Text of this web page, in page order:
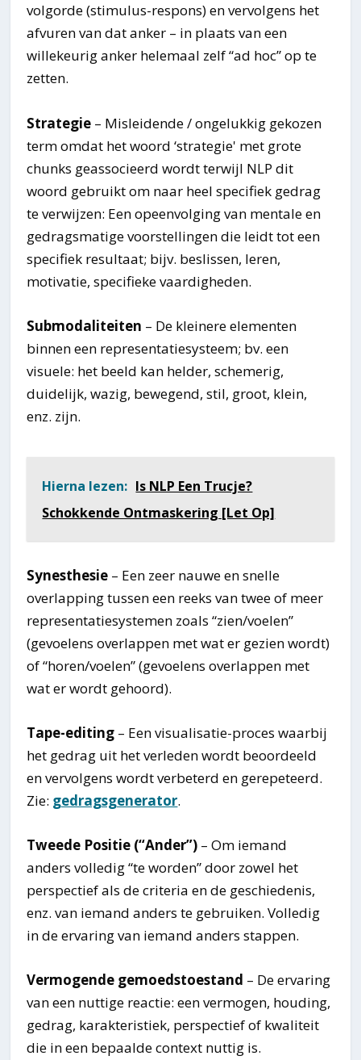
volgorde (stimulus-respons) en vervolgens het
afvuren van dat anker – in plaats van een
willekeurig anker helemaal zelf “ad hoc” op te
zetten.
Strategie – Misleidende / ongelukkig gekozen
term omdat het woord ‘strategie' met grote
chunks geassocieerd wordt terwijl NLP dit
woord gebruikt om naar heel specifiek gedrag
te verwijzen: Een opeenvolging van mentale en
gedragsmatige voorstellingen die leidt tot een
specifiek resultaat; bijv. beslissen, leren,
motivatie, specifieke vaardigheden.
Submodaliteiten – De kleinere elementen
binnen een representatiesysteem; bv. een
visuele: het beeld kan helder, schemerig,
duidelijk, wazig, bewegend, stil, groot, klein,
enz. zijn.
Hierna lezen: Is NLP Een Trucje?
Schokkende Ontmaskering [Let Op]
Synesthesie – Een zeer nauwe en snelle
overlapping tussen een reeks van twee of meer
representatiesystemen zoals “zien/voelen”
(gevoelens overlappen met wat er gezien wordt)
of “horen/voelen” (gevoelens overlappen met
wat er wordt gehoord).
Tape-editing – Een visualisatie-proces waarbij
het gedrag uit het verleden wordt beoordeeld
en vervolgens wordt verbeterd en gerepeteerd.
Zie: gedragsgenerator.
Tweede Positie (“Ander”) – Om iemand
anders volledig “te worden” door zowel het
perspectief als de criteria en de geschiedenis,
enz. van iemand anders te gebruiken. Volledig
in de ervaring van iemand anders stappen.
Vermogende gemoedstoestand – De ervaring
van een nuttige reactie: een vermogen, houding,
gedrag, karakteristiek, perspectief of kwaliteit
die in een bepaalde context nuttig is.